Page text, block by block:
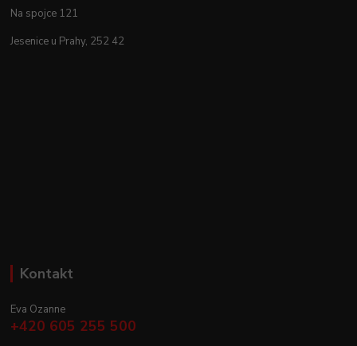
Na spojce 121
Jesenice u Prahy, 252 42
Kontakt
Eva Ozanne
+420 605 255 500